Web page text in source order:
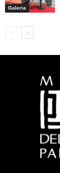
Galeria